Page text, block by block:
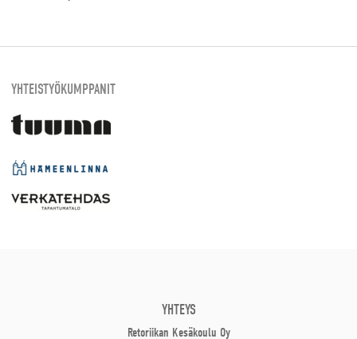
YHTEISTYÖKUMPPANIT
YHTEYS
Retoriikan Kesäkoulu Oy